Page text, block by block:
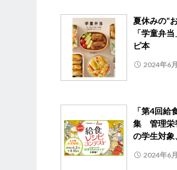
夏休みの“
「学童弁
ピ本
2024年6
「第4回給
集 管理栄
の学生対
2024年6